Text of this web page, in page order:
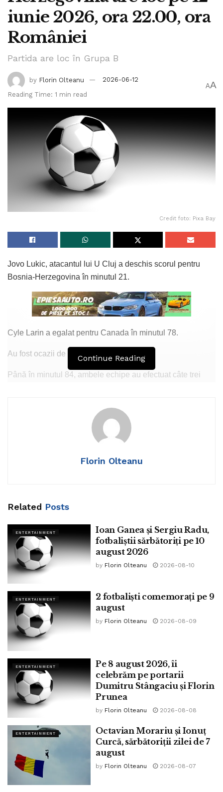
iunie 2026, ora 22.00, ora
României
Partida are loc în Grupa B
by Florin Olteanu
2026-06-12
Reading Time: 1 min read
AA
Credit foto: Pixa Bay
Jovo Lukic, atacantul lui U Cluj a deschis scorul pentru
Bosnia-Herzegovina în minutul 21.
Cyle Larin a egalat pentru Canada în minutul 78.
Au fost ocazii de ambele părți.
Până în minutul 84, ambele echipe au efectuat câte trei
Continue Reading
Florin Olteanu
Related Posts
ENTERTAINMENT
Ioan Ganea și Sergiu Radu,
fotbaliștii sărbătoriți pe 10
august 2026
by Florin Olteanu 2026-08-10
ENTERTAINMENT
2 fotbaliști comemorați pe 9
august
by Florin Olteanu 2026-08-09
ENTERTAINMENT
Pe 8 august 2026, îi
celebrăm pe portarii
Dumitru Stângaciu și Florin
Prunea
by Florin Olteanu 2026-08-08
ENTERTAINMENT
Octavian Morariu și Ionuț
Curcă, sărbătoriții zilei de 7
august
by Florin Olteanu 2026-08-07